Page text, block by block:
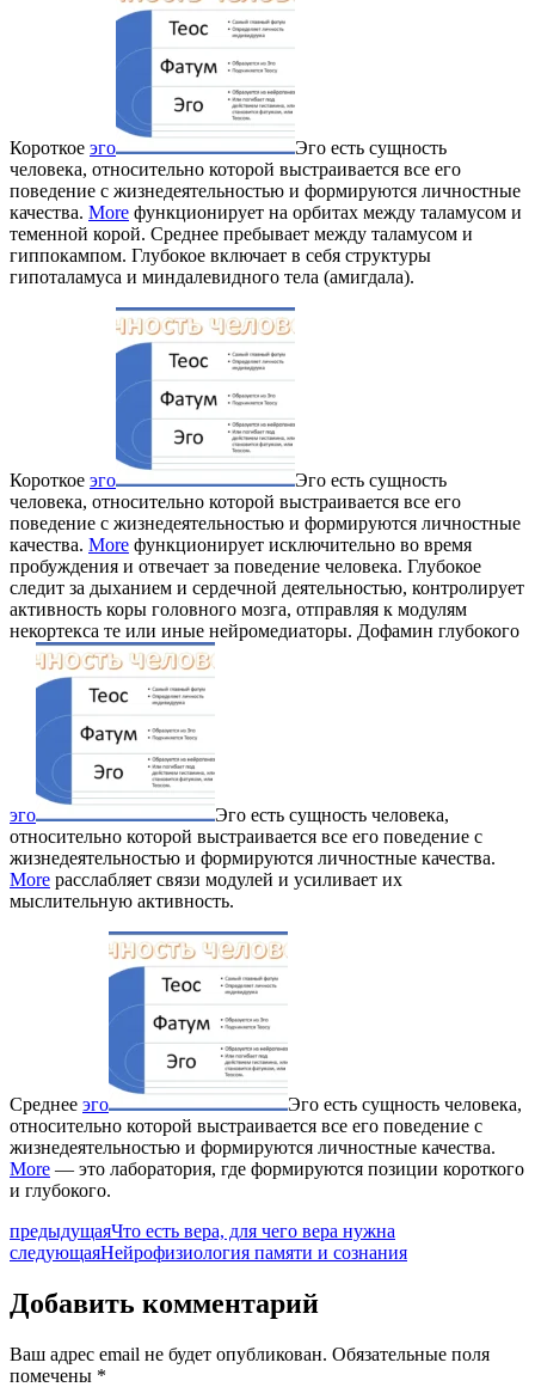
Короткое эго
Эго есть сущность
человека, относительно которой выстраивается все его
поведение с жизнедеятельностью и формируются личностные
качества. More функционирует на орбитах между таламусом и
теменной корой. Среднее пребывает между таламусом и
гиппокампом. Глубокое включает в себя структуры
гипоталамуса и миндалевидного тела (амигдала).
Короткое эго
Эго есть сущность
человека, относительно которой выстраивается все его
поведение с жизнедеятельностью и формируются личностные
качества. More функционирует исключительно во время
пробуждения и отвечает за поведение человека. Глубокое
следит за дыханием и сердечной деятельностью, контролирует
активность коры головного мозга, отправляя к модулям
некортекса те или иные нейромедиаторы. Дофамин глубокого
эго
Эго есть сущность человека,
относительно которой выстраивается все его поведение с
жизнедеятельностью и формируются личностные качества.
More расслабляет связи модулей и усиливает их
мыслительную активность.
Среднее эго
Эго есть сущность человека,
относительно которой выстраивается все его поведение с
жизнедеятельностью и формируются личностные качества.
More — это лаборатория, где формируются позиции короткого
и глубокого.
предыдущаяЧто есть вера, для чего вера нужна
следующаяНейрофизиология памяти и сознания
Добавить комментарий
Ваш адрес email не будет опубликован. Обязательные поля
помечены *